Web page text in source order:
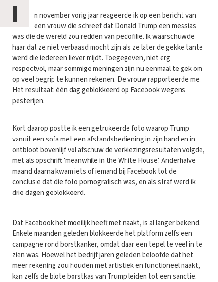
I
n november vorig jaar reageerde ik op een bericht van
een vrouw die schreef dat Donald Trump een messias
was die de wereld zou redden van pedofilie. Ik waarschuwde
haar dat ze niet verbaasd mocht zijn als ze later de gekke tante
werd die iedereen liever mijdt. Toegegeven, niet erg
respectvol, maar sommige meningen zijn nu eenmaal te gek om
op veel begrip te kunnen rekenen. De vrouw rapporteerde me.
Het resultaat: één dag geblokkeerd op Facebook wegens
pesterijen.
Kort daarop postte ik een getrukeerde foto waarop Trump
vanuit een sofa met een afstandsbediening in zijn hand en in
ontbloot bovenlijf vol afschuw de verkiezingsresultaten volgde,
met als opschrift 'meanwhile in the White House'. Anderhalve
maand daarna kwam iets of iemand bij Facebook tot de
conclusie dat die foto pornografisch was, en als straf werd ik
drie dagen geblokkeerd.
Dat Facebook het moeilijk heeft met naakt, is al langer bekend.
Enkele maanden geleden blokkeerde het platform zelfs een
campagne rond borstkanker, omdat daar een tepel te veel in te
zien was. Hoewel het bedrijf jaren geleden beloofde dat het
meer rekening zou houden met artistiek en functioneel naakt,
kan zelfs de blote borstkas van Trump leiden tot een sanctie.